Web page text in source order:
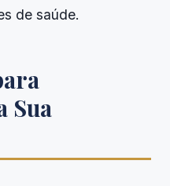
de saúde.
Sua